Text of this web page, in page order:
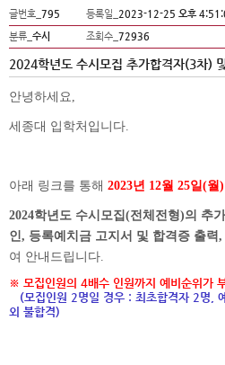
글번호_ 795 등록일_ 2023-12-25 오후
분류_ 수시 조회수_ 72936
2024학년도 수시모집 추가합격자(3차)
안녕하세요,
세종대 입학처입니다.
아래 링크를 통해 2023년 12월 25일(월
2024학년도 수시모집(전체전형)의 추
인, 등록예치금 고지서 및 합격증 출력
여 안내드립니다.
※ 모집인원의 4배수 인원까지 예비순위가
(모집인원 2명일 경우 : 최초합격자 2명,
외 불합격)